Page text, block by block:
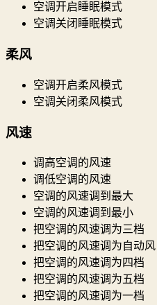
空调开启睡眠模式
空调关闭睡眠模式
柔风
空调开启柔风模式
空调关闭柔风模式
风速
调高空调的风速
调低空调的风速
空调的风速调到最大
空调的风速调到最小
把空调的风速调为三档
把空调的风速调为自动风
把空调的风速调为四档
把空调的风速调为五档
把空调的风速调为一档